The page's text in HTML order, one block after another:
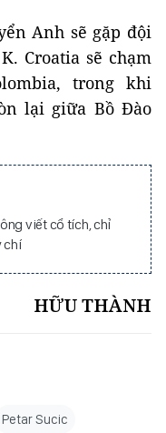
Anh sẽ gặp đội
Croatia sẽ chạm
trong khi
lại giữa Bồ Đào
viết cổ tích, chỉ
chí
HỮU THÀNH
Petar Sucic